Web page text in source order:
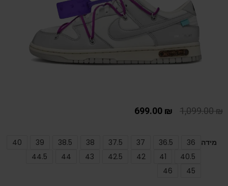
1,099.00₪
699.00 ₪
מידה 36
36.5
37
37.5
38
38.5
39
40
40.5
41
42
42.5
43
44
44.5
45
46